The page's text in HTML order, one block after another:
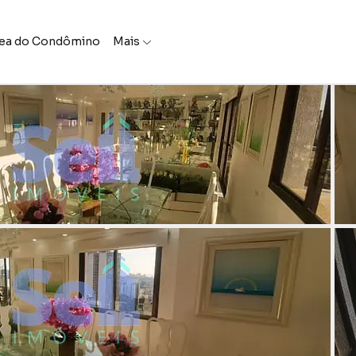
do Condômino Mais